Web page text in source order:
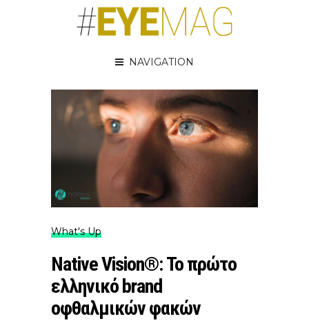
NAVIGATION
What's Up
Native Vision®: Το πρώτο
ελληνικό brand
οφθαλμικών φακών